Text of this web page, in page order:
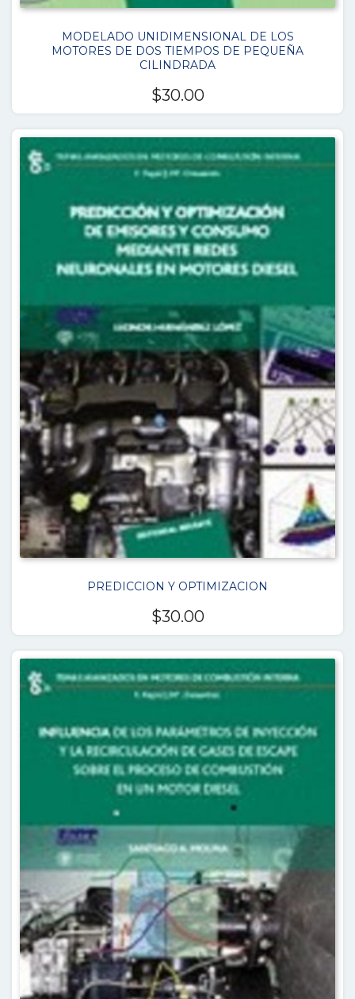
MODELADO UNIDIMENSIONAL DE LOS
MOTORES DE DOS TIEMPOS DE PEQUEÑA
CILINDRADA
$30.00
PREDICCION Y OPTIMIZACION
$30.00